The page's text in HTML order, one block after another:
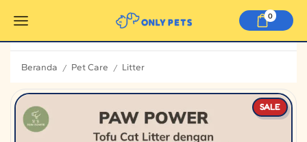
0
Beranda / Pet Care / Litter
SALE